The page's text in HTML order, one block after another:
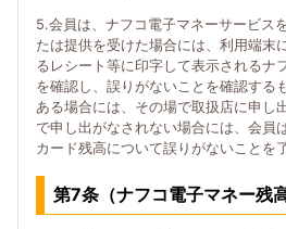
5.会員は、ナフコ電子マネーサービス
たは提供を受けた場合には、利用端末
るレシート等に印字して表示されるナ
を確認し、誤りがないことを確認する
ある場合には、その場で取扱店に申し
で申し出がなされない場合には、会員
カード残高について誤りがないことを
第7条（ナフコ電子マネー残